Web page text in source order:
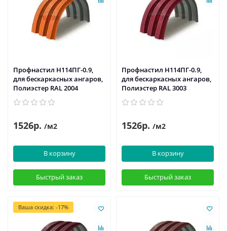
Профнастил H114ПГ-0.9,
для бескаркасных ангаров,
Полиэстер RAL 2004
1526р. /м2
В корзину
Быстрый заказ
Профнастил H114ПГ-0.9,
для бескаркасных ангаров,
Полиэстер RAL 3003
1526р. /м2
В корзину
Быстрый заказ
Ваша скидка: -17%